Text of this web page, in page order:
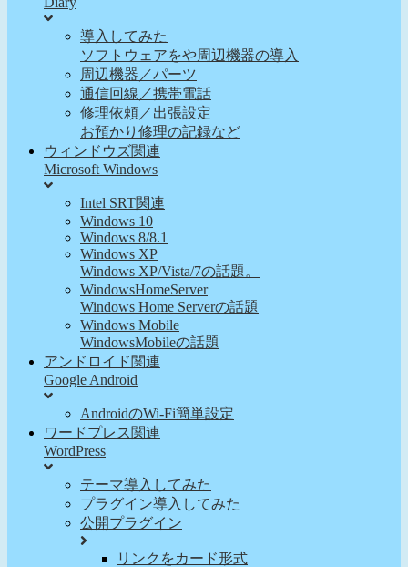
導入してみた
ソフトウェアをや周辺機器の導入
周辺機器／パーツ
通信回線／携帯電話
修理依頼／出張設定
お預かり修理の記録など
ウィンドウズ関連
Microsoft Windows
Intel SRT関連
Windows 10
Windows 8/8.1
Windows XP
Windows XP/Vista/7の話題。
WindowsHomeServer
Windows Home Serverの話題
Windows Mobile
WindowsMobileの話題
アンドロイド関連
Google Android
AndroidのWi-Fi簡単設定
ワードプレス関連
WordPress
テーマ導入してみた
プラグイン導入してみた
公開プラグイン
リンクをカード形式